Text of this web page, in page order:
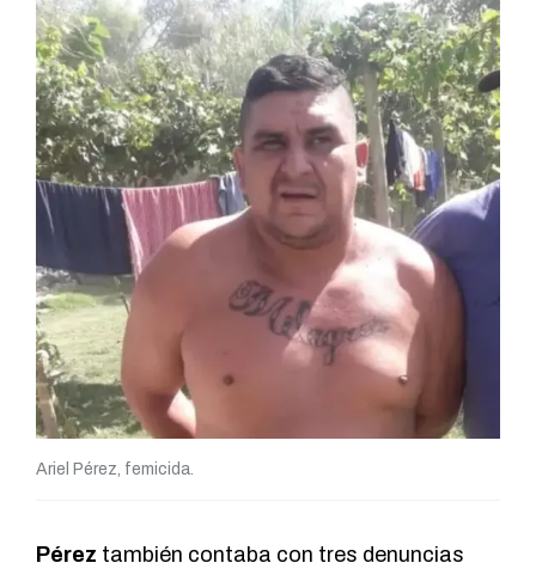
Ariel Pérez, femicida.
Pérez también contaba con tres denuncias